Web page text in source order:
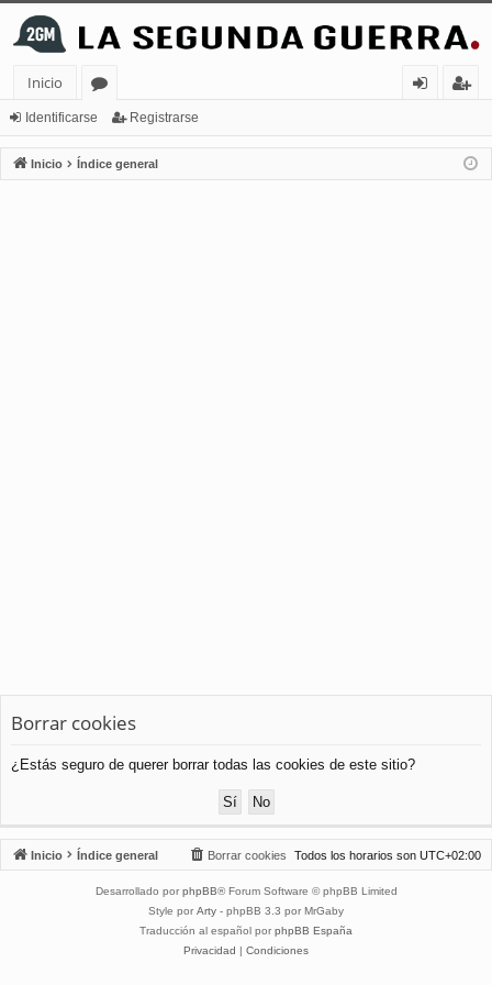
Inicio
or
os
nt
ifi
ist
ra
Identificarse Registrarse
Inicio Índice general
Borrar cookies
¿Estás seguro de querer borrar todas las cookies de este sitio?
Inicio Índice general Todos los horarios son UTC+02:00
Borrar cookies
Desarrollado por phpBB® Forum Software © phpBB Limited
Style por Arty - phpBB 3.3 por MrGaby
Traducción al español por phpBB España
Privacidad | Condiciones